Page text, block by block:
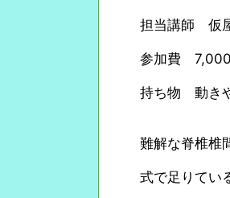
担当講師 仮
参加費
持ち物 動き
難解な脊椎椎
式で足りてい